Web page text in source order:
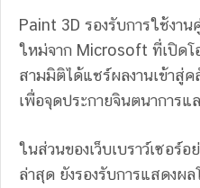
Paint 3D รองรับการใช้งา
ใหม่จาก Microsoft ที่เปิดโ
สามมิติได้แชร์ผลงานเข้าสู่
เพื่อจุดประกายจินตนาการ
ในส่วนของเว็บเบราว์เซอร์
ล่าสุด ยังรองรับการแสดงผ